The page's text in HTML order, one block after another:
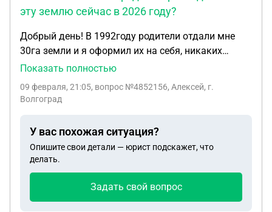
эту землю сейчас в 2026 году?
Добрый день! В 1992году родители отдали мне
30га земли и я оформил их на себя, никаких
договоров не было, все словесно! Отца уже нет,а
претендовать на эту землю сейчас в 2026 году?
Показать полностью
09 февраля, 21:05, вопрос №4852156, Алексей, г.
Волгоград
У вас похожая ситуация?
Опишите свои детали — юрист подскажет, что
делать.
Задать свой вопрос